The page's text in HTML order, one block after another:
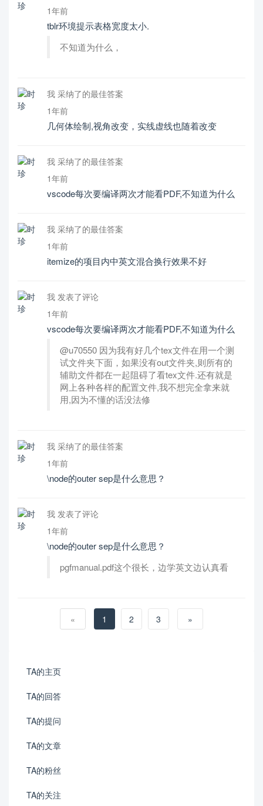
1年前
tblr环境提示表格宽度太小.
不知道为什么，
我 采纳了的最佳答案
1年前
几何体绘制,视角改变，实线虚线也随着改变
我 采纳了的最佳答案
1年前
vscode每次要编译两次才能看PDF,不知道为什么
我 采纳了的最佳答案
1年前
itemize的项目内中英文混合换行效果不好
我 发表了评论
1年前
vscode每次要编译两次才能看PDF,不知道为什么
@u70550 因为我有好几个tex文件在用一个测
试文件夹下面，如果没有out文件夹,则所有的
辅助文件都在一起阻碍了看tex文件.还有就是
网上各种各样的配置文件,我不想完全拿来就
用,因为不懂的话没法修
我 采纳了的最佳答案
1年前
\node的outer sep是什么意思？
我 发表了评论
1年前
\node的outer sep是什么意思？
pgfmanual.pdf这个很长，边学英文边认真看
« 1 2 3 »
TA的主页
TA的回答
TA的提问
TA的文章
TA的粉丝
TA的关注